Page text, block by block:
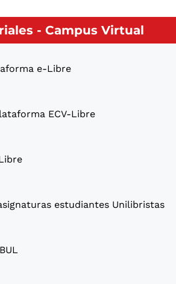
- Campus Virtual
e-Libre
ECV-Libre
estudiantes Unilibristas